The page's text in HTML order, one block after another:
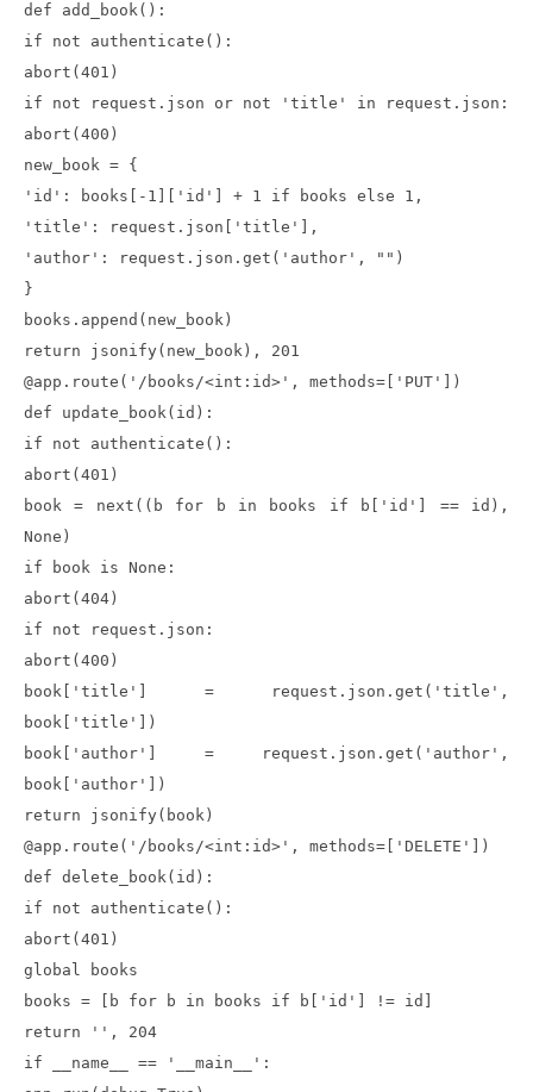
def add_book():
if not authenticate():
abort(401)
if not request.json or not 'title' in request.json:
abort(400)
new_book = {
'id': books[-1]['id'] + 1 if books else 1,
'title': request.json['title'],
'author': request.json.get('author', "")
}
books.append(new_book)
return jsonify(new_book), 201
@app.route('/books/<int:id>', methods=['PUT'])
def update_book(id):
if not authenticate():
abort(401)
book = next((b for b in books if b['id'] == id),
None)
if book is None:
abort(404)
if not request.json:
abort(400)
book['title'] = request.json.get('title',
book['title'])
book['author'] = request.json.get('author',
book['author'])
return jsonify(book)
@app.route('/books/<int:id>', methods=['DELETE'])
def delete_book(id):
if not authenticate():
abort(401)
global books
books = [b for b in books if b['id'] != id]
return '', 204
if __name__ == '__main__':